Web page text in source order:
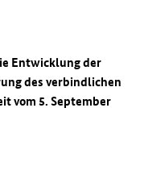
Entwicklung der
des verbindlichen
vom 5. September